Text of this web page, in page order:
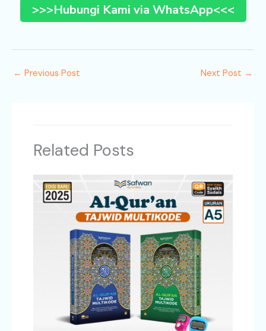
>>>Hubungi Kami via WhatsApp<<<
← Previous Post Next Post →
Related Posts